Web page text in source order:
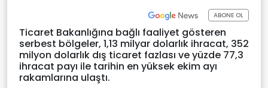
ABONE OL
Ticaret Bakanlığına bağlı faaliyet gösteren
serbest bölgeler, 1,13 milyar dolarlık ihracat, 352
milyon dolarlık dış ticaret fazlası ve yüzde 77,3
ihracat payı ile tarihin en yüksek ekim ayı
rakamlarına ulaştı.